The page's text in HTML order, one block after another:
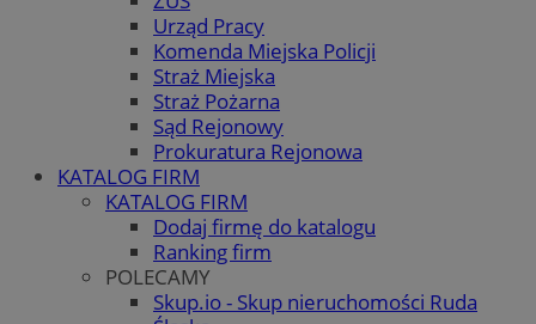
Urząd Pracy
Komenda Miejska Policji
Straż Miejska
Straż Pożarna
Sąd Rejonowy
Prokuratura Rejonowa
KATALOG FIRM
KATALOG FIRM
Dodaj firmę do katalogu
Ranking firm
POLECAMY
Skup.io - Skup nieruchomości Ruda